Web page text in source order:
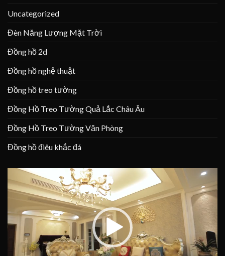
Uncategorized
Đèn Năng Lượng Mặt Trời
Đồng hồ 2d
Đồng hồ nghệ thuật
Đồng hồ treo tường
Đồng Hồ Treo Tường Quả Lắc Châu Âu
Đồng Hồ Treo Tường Văn Phòng
Đồng hồ điêu khắc đá
chơi